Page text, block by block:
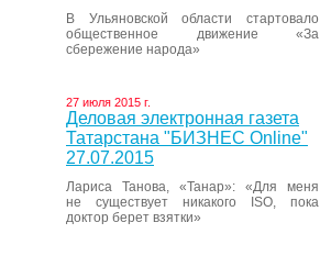
В Ульяновской области стартовало
общественное движение «За
сбережение народа»
27 июля 2015 г.
Деловая электронная газета
Татарстана "БИЗНЕС Online"
27.07.2015
Лариса Танова, «Танар»: «Для меня
не существует никакого ISO, пока
доктор берет взятки»